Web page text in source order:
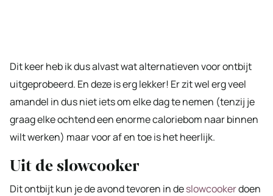
Dit keer heb ik dus alvast wat alternatieven voor ontbijt
uitgeprobeerd. En deze is erg lekker! Er zit wel erg veel
amandel in dus niet iets om elke dag te nemen (tenzij je
graag elke ochtend een enorme caloriebom naar binnen
wilt werken) maar voor af en toe is het heerlijk.
Uit de slowcooker
Dit ontbijt kun je de avond tevoren in deslowcookerdoen